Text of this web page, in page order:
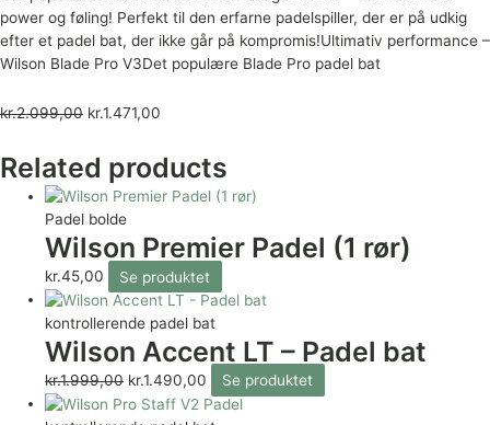
power og føling! Perfekt til den erfarne padelspiller, der er på udkig
efter et padel bat, der ikke går på kompromis!Ultimativ performance –
Wilson Blade Pro V3Det populære Blade Pro padel bat
kr.2.099,00 kr.1.471,00
Related products
Padel bolde
Wilson Premier Padel (1 rør)
kr.45,00 Se produktet
kontrollerende padel bat
Wilson Accent LT – Padel bat
kr.1.999,00 kr.1.490,00 Se produktet